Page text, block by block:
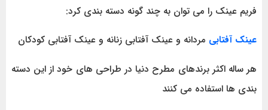
فریم عینک را می توان به چند گونه دسته بندی کرد:
عینک آفتابی مردانه و عینک آفتابی زنانه و عینک آفتابی کودکان
هر ساله اکثر برندهای مطرح دنیا در طراحی های خود از این دسته
بندی ها استفاده می کنند